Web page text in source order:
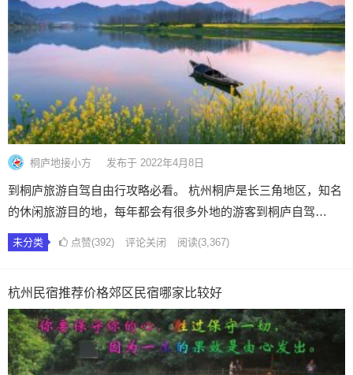
桐庐地接小方 发布于 2022年4月8日
到桐庐旅游自驾自由行攻略必看。 杭州桐庐是长三角地区，知名
的休闲旅游目的地，每年都会有很多外地的游客到桐庐自驾…
未分类 点赞(392) 评论关闭 阅读(3,367)
杭州民宿推荐价格郊区民宿哪家比较好